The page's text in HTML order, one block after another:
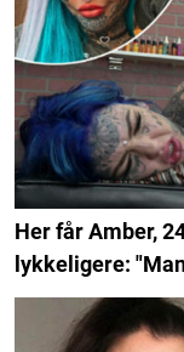
Her får Amber,
lykkeligere: